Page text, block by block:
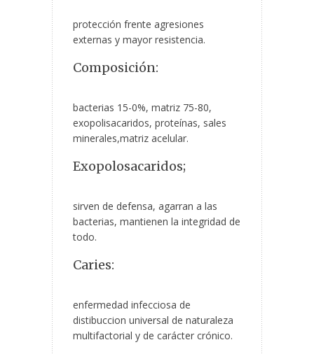
protección frente agresiones
externas y mayor resistencia.
Composición:
bacterias 15-0%, matriz 75-80,
exopolisacaridos, proteínas, sales
minerales,matriz acelular.
Exopolosacaridos;
sirven de defensa, agarran a las
bacterias, mantienen la integridad de
todo.
Caries:
enfermedad infecciosa de
distibuccion universal de naturaleza
multifactorial y de carácter crónico.